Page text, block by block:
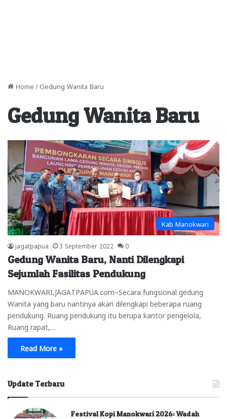
Home / Gedung Wanita Baru
Gedung Wanita Baru
Kab Manokwari
jagatpapua 3 September 2022 0
Gedung Wanita Baru, Nanti Dilengkapi
Sejumlah Fasilitas Pendukung
MANOKWARI,JAGATPAPUA.com–Secara fungsional gedung
Wanita yang baru nantinya akan dilengkapi beberapa ruang
pendukung. Ruang pendukung itu berupa kantor pengelola,
Ruang rapat,…
Read More »
Update Terbaru
Festival Kopi Manokwari 2026: Wadah